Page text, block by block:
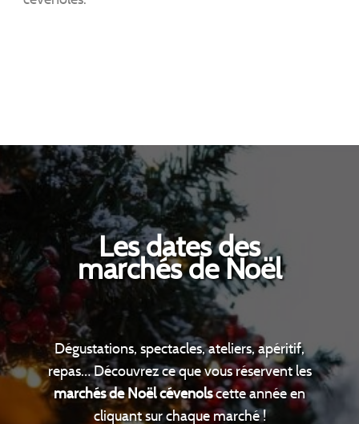
Les dates des
marchés de Noël
Dégustations, spectacles, ateliers, apéritif,
repas… Découvrez ce que vous réservent les
marchés de Noël cévenolscette année en
cliquant sur chaque marché !